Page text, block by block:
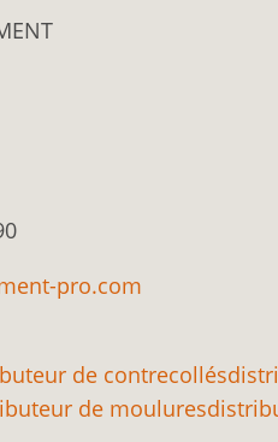
pro.com
de contrecollés
de moulures